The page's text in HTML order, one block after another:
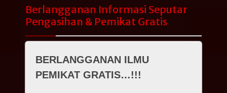
Berlangganan Informasi Seputar
Pengasihan & Pemikat Gratis
BERLANGGANAN ILMU
PEMIKAT GRATIS…!!!